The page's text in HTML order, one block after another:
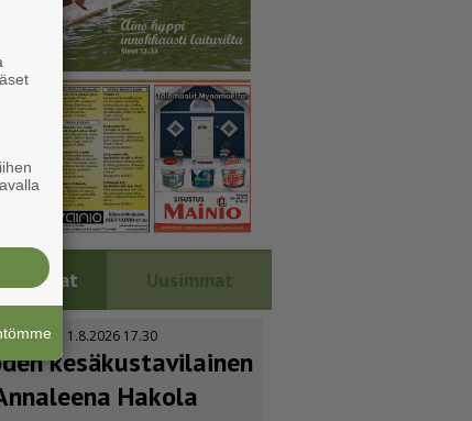
Uusimmat
Kustavi 1.8.2026 17.30
kesäkus­ta­vi­lainen
Hakola